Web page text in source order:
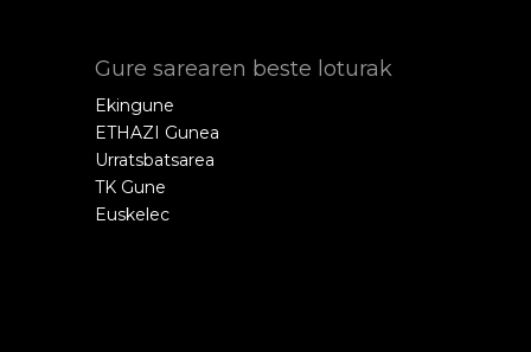
Gure sarearen beste loturak
Ekingune
ETHAZI Gunea
Urratsbatsarea
TK Gune
Euskelec